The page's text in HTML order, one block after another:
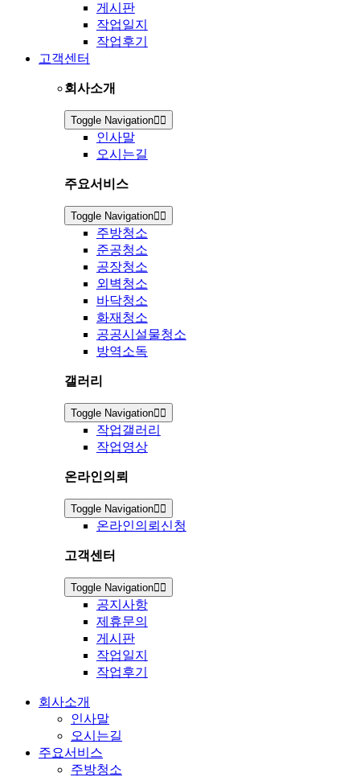
게시판
작업일지
작업후기
고객센터
회사소개
Toggle Navigation
인사말
오시는길
주요서비스
Toggle Navigation
주방청소
준공청소
공장청소
외벽청소
바닥청소
화재청소
공공시설물청소
방역소독
갤러리
Toggle Navigation
작업갤러리
작업영상
온라인의뢰
Toggle Navigation
온라인의뢰신청
고객센터
Toggle Navigation
공지사항
제휴문의
게시판
작업일지
작업후기
회사소개
인사말
오시는길
주요서비스
주방청소